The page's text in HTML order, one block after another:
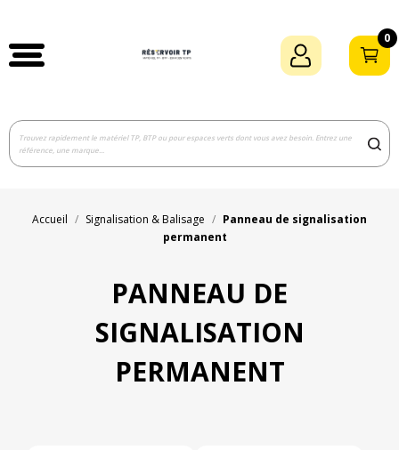
0
Accueil Signalisation & Balisage
Panneau de signalisation
permanent
PANNEAU DE
SIGNALISATION
PERMANENT